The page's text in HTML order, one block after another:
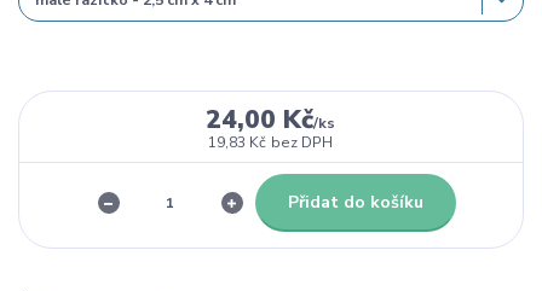
24,00 Kč/ks
19,83 Kč bez DPH
Přidat do košíku